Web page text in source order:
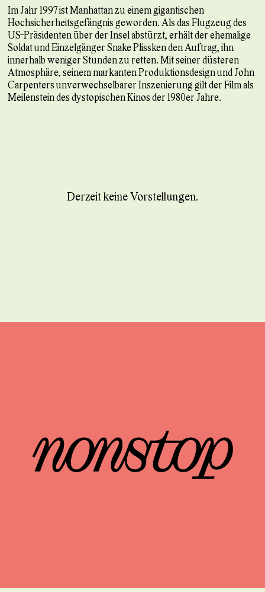
Derzeit keine Vorstellungen.
Im Jahr 1997 ist Manhattan zu einem gigantischen
Hochsicherheitsgefängnis geworden. Als das Flugzeug des
US-Präsidenten über der Insel abstürzt, erhält der ehemalige
Soldat und Einzelgänger Snake Plissken den Auftrag, ihn
innerhalb weniger Stunden zu retten. Mit seiner düsteren
Atmosphäre, seinem markanten Produktionsdesign und John
Carpenters unverwechselbarer Inszenierung gilt der Film als
Meilenstein des dystopischen Kinos der 1980er Jahre.